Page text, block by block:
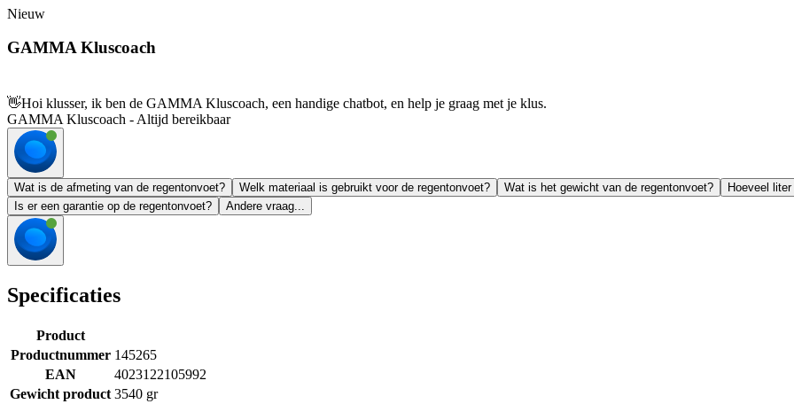
Nieuw
GAMMA Kluscoach
👋Hoi klusser, ik ben de GAMMA Kluscoach, een handige chatbot, en help je graag met je klus.
GAMMA Kluscoach - Altijd bereikbaar
Wat is de afmeting van de regentonvoet? Welk materiaal is gebruikt voor de regentonvoet? Wat is het gewicht van de regentonvoet?
Hoeveel
Is er een garantie op de regentonvoet?
Andere vraag...
Specificaties
Product
Productnummer 145265
EAN
4023122105992
Gewicht product 3540 gr